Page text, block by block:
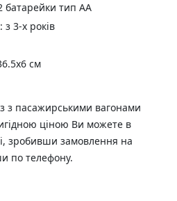
батарейки тип АА
3-х років
см
з пасажирськими вагонами
ціною Ви можете в
зробивши замовлення на
по телефону.